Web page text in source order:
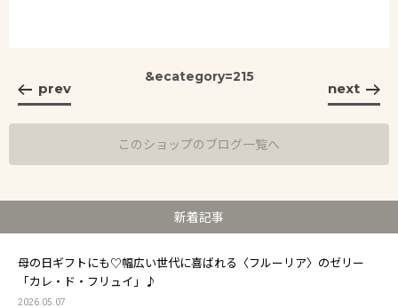
&ecategory=215
prev next
このショップのブログ一覧へ
新着記事
母の日ギフトにも♡幅広い世代に喜ばれる〈フルーリア〉のゼリー
「カレ・ド・フリュイ」♪
2026.05.07